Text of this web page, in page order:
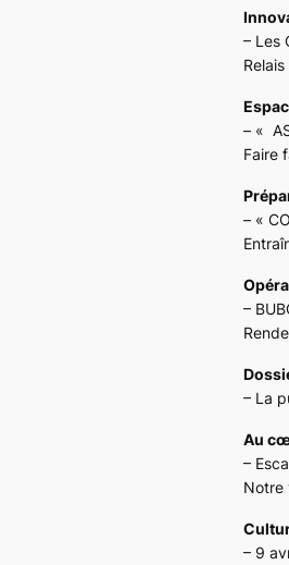
– Les
– «
Faire
– «
–
– La
Au
–
Notre
– 9